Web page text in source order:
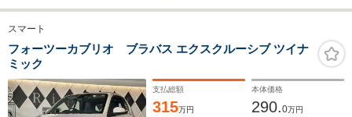
スマート
フォーツーカブリオ ブラバス エクスクルーシブ ツイナ
ミック
支払総額
315万円
本体価格
290.0万円